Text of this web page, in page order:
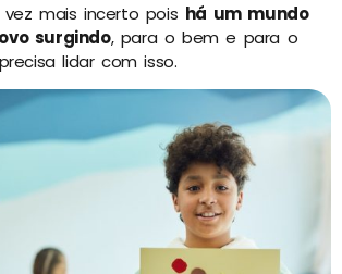
mais incerto pois há um mundo
surgindo, para o bem e para o
lidar com isso.